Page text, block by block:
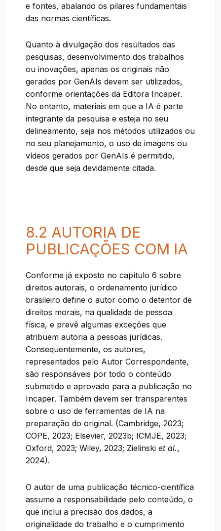
e fontes, abalando os pilares fundamentais
das normas científicas.
Quanto à divulgação dos resultados das
pesquisas, desenvolvimento dos trabalhos
ou inovações, apenas os originais não
gerados por GenAIs devem ser utilizados,
conforme orientações da Editora Incaper.
No entanto, materiais em que a IA é parte
integrante da pesquisa e esteja no seu
delineamento, seja nos métodos utilizados ou
no seu planejamento, o uso de imagens ou
vídeos gerados por GenAIs é permitido,
desde que seja devidamente citada.
8.2 AUTORIA DE
PUBLICAÇÕES COM IA
Conforme já exposto no capítulo 6 sobre
direitos autorais, o ordenamento jurídico
brasileiro define o autor como o detentor de
direitos morais, na qualidade de pessoa
física, e prevê algumas exceções que
atribuem autoria a pessoas jurídicas.
Consequentemente, os autores,
representados pelo Autor Correspondente,
são responsáveis por todo o conteúdo
submetido e aprovado para a publicação no
Incaper. Também devem ser transparentes
sobre o uso de ferramentas de IA na
preparação do original. (Cambridge, 2023;
COPE, 2023; Elsevier, 2023b; ICMJE, 2023;
Oxford, 2023; Wiley, 2023; Zielinski et al.,
2024).
O autor de uma publicação técnico-científica
assume a responsabilidade pelo conteúdo, o
que inclui a precisão dos dados, a
originalidade do trabalho e o cumprimento